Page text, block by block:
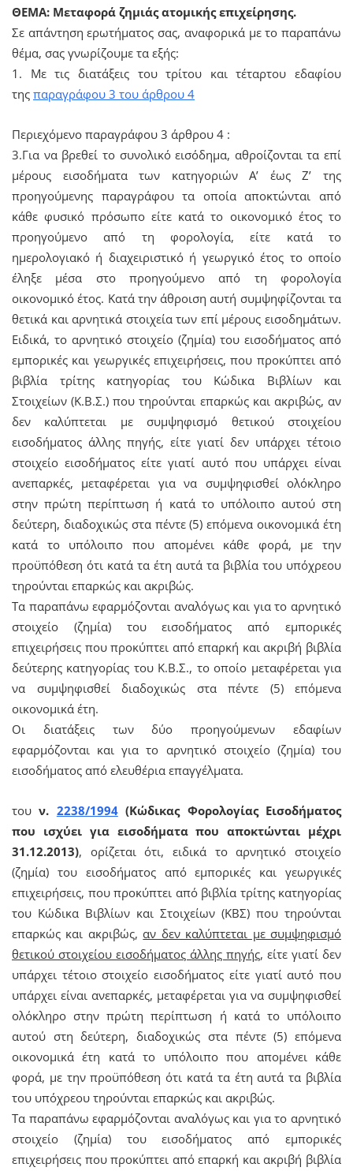
ΘΕΜΑ: Μεταφορά ζημιάς ατομικής επιχείρησης.
Σε απάντηση ερωτήματος σας, αναφορικά με το παραπάνω
θέμα, σας γνωρίζουμε τα εξής:
1. Με τις διατάξεις του τρίτου και τέταρτου εδαφίου
της παραγράφου 3 του άρθρου 4
Περιεχόμενο παραγράφου 3 άρθρου 4 :
3.Για να βρεθεί το συνολικό εισόδημα, αθροίζονται τα επί
μέρους εισοδήματα των κατηγοριών Α’ έως Ζ’ της
προηγούμενης παραγράφου τα οποία αποκτώνται από
κάθε φυσικό πρόσωπο είτε κατά το οικονομικό έτος το
προηγούμενο από τη φορολογία, είτε κατά το
ημερολογιακό ή διαχειριστικό ή γεωργικό έτος το οποίο
έληξε μέσα στο προηγούμενο από τη φορολογία
οικονομικό έτος. Κατά την άθροιση αυτή συμψηφίζονται τα
θετικά και αρνητικά στοιχεία των επί μέρους εισοδημάτων.
Ειδικά, το αρνητικό στοιχείο (ζημία) του εισοδήματος από
εμπορικές και γεωργικές επιχειρήσεις, που προκύπτει από
βιβλία τρίτης κατηγορίας του Κώδικα Βιβλίων και
Στοιχείων (Κ.Β.Σ.) που τηρούνται επαρκώς και ακριβώς, αν
δεν καλύπτεται με συμψηφισμό θετικού στοιχείου
εισοδήματος άλλης πηγής, είτε γιατί δεν υπάρχει τέτοιο
στοιχείο εισοδήματος είτε γιατί αυτό που υπάρχει είναι
ανεπαρκές, μεταφέρεται για να συμψηφισθεί ολόκληρο
στην πρώτη περίπτωση ή κατά το υπόλοιπο αυτού στη
δεύτερη, διαδοχικώς στα πέντε (5) επόμενα οικονομικά έτη
κατά το υπόλοιπο που απομένει κάθε φορά, με την
προϋπόθεση ότι κατά τα έτη αυτά τα βιβλία του υπόχρεου
τηρούνται επαρκώς και ακριβώς.
Τα παραπάνω εφαρμόζονται αναλόγως και για το αρνητικό
στοιχείο (ζημία) του εισοδήματος από εμπορικές
επιχειρήσεις που προκύπτει από επαρκή και ακριβή βιβλία
δεύτερης κατηγορίας του Κ.Β.Σ., το οποίο μεταφέρεται για
να συμψηφισθεί διαδοχικώς στα πέντε (5) επόμενα
οικονομικά έτη.
Οι διατάξεις των δύο προηγούμενων εδαφίων
εφαρμόζονται και για το αρνητικό στοιχείο (ζημία) του
εισοδήματος από ελευθέρια επαγγέλματα.
τουν. 2238/1994(Κώδικας Φορολογίας Εισοδήματος
που ισχύει για εισοδήματα που αποκτώνται μέχρι
31.12.2013), ορίζεται ότι, ειδικά το αρνητικό στοιχείο
(ζημία) του εισοδήματος από εμπορικές και γεωργικές
επιχειρήσεις, που προκύπτει από βιβλία τρίτης κατηγορίας
του Κώδικα Βιβλίων και Στοιχείων (ΚΒΣ) που τηρούνται
επαρκώς και ακριβώς, αν δεν καλύπτεται με συμψηφισμό
θετικού στοιχείου εισοδήματος άλλης πηγής, είτε γιατί δεν
υπάρχει τέτοιο στοιχείο εισοδήματος είτε γιατί αυτό που
υπάρχει είναι ανεπαρκές, μεταφέρεται για να συμψηφισθεί
ολόκληρο στην πρώτη περίπτωση ή κατά το υπόλοιπο
αυτού στη δεύτερη, διαδοχικώς στα πέντε (5) επόμενα
οικονομικά έτη κατά το υπόλοιπο που απομένει κάθε
φορά, με την προϋπόθεση ότι κατά τα έτη αυτά τα βιβλία
του υπόχρεου τηρούνται επαρκώς και ακριβώς.
Τα παραπάνω εφαρμόζονται αναλόγως και για το αρνητικό
στοιχείο (ζημία) του εισοδήματος από εμπορικές
επιχειρήσεις που προκύπτει από επαρκή και ακριβή βιβλία